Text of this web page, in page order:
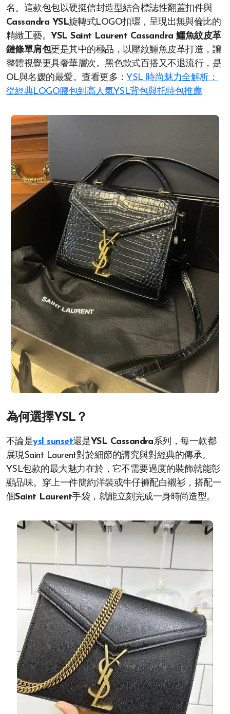
名。這款包包以硬挺信封造型結合標誌性翻蓋扣件與
Cassandra YSL旋轉式LOGO扣環，呈現出無與倫比的
精緻工藝。 YSL Saint Laurent Cassandra 鱷魚紋皮革
鏈條單肩包更是其中的極品，以壓紋鱷魚皮革打造，讓
整體視覺更具奢華層次。黑色款式百搭又不退流行，是
OL與名媛的最愛。查看更多： YSL 時尚魅力全解析：
從經典LOGO腰包到高人氣YSL背包與托特包推薦
為何選擇YSL？
不論是ysl sunset還是YSL Cassandra系列，每一款都
展現Saint Laurent對於細節的講究與對經典的傳承。
YSL包款的最大魅力在於，它不需要過度的裝飾就能彰
顯品味。穿上一件簡約洋裝或牛仔褲配白襯衫，搭配一
個Saint Laurent手袋，就能立刻完成一身時尚造型。